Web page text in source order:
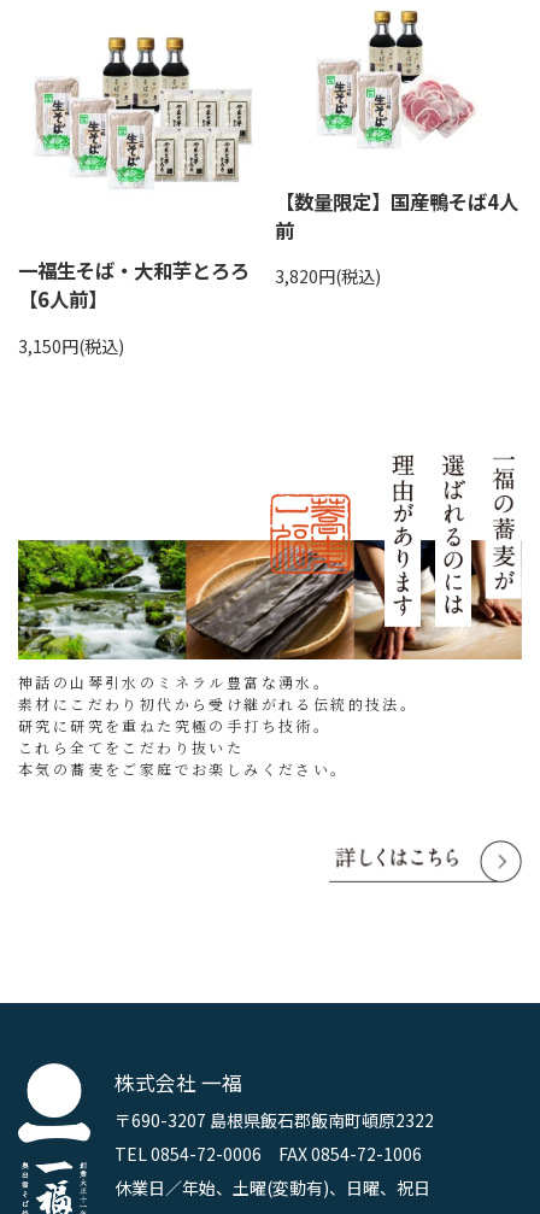
一福生そば・大和芋とろろ
【6人前】
3,150円(税込)
【数量限定】国産鴨そば4人
前
3,820円(税込)
神話の山琴引水のミネラル豊富な湧水。
素材にこだわり初代から受け継がれる伝統的技法。
研究に研究を重ねた究極の手打ち技術。
これら全てをこだわり抜いた
本気の蕎麦をご家庭でお楽しみください。
株式会社 一福
〒690-3207 島根県飯石郡飯南町頓原2322
TEL 0854-72-0006 FAX 0854-72-1006
休業日／年始、土曜(変動有)、日曜、祝日